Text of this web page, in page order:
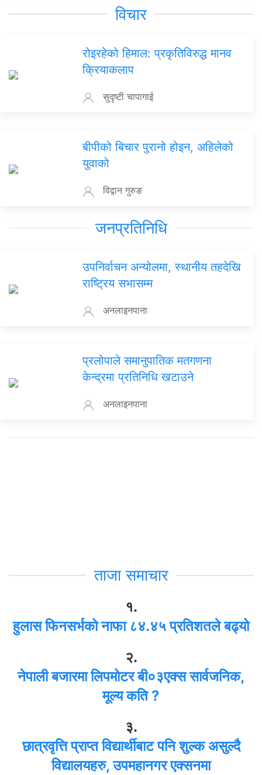
विचार
रोइरहेको हिमाल: प्रकृतिविरुद्ध मानव
क्रियाकलाप
सुदृष्टी चापागाई
बीपीको बिचार पुरानो होइन, अहिलेको
युवाको
विद्वान गुरुङ
जनप्रतिनिधि
उपनिर्वाचन अन्योलमा, स्थानीय तहदेखि
राष्ट्रिय सभासम्म
अनलाइनपाना
प्रलोपाले समानुपातिक मतगणना
केन्द्रमा प्रतिनिधि खटाउने
अनलाइनपाना
ताजा समाचार
१.
हुलास फिनसर्भको नाफा ८४.४५ प्रतिशतले बढ्यो
२.
नेपाली बजारमा लिपमोटर बी०३एक्स सार्वजनिक,
मूल्य कति ?
३.
छात्रवृत्ति प्राप्त विद्यार्थीबाट पनि शुल्क असुल्दै
विद्यालयहरु, उपमहानगर एक्सनमा